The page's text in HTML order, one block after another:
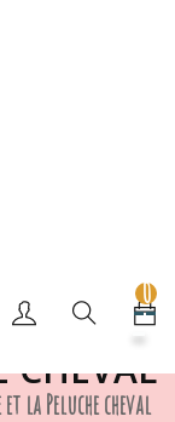
0
CHEVAL
et la Peluche cheval